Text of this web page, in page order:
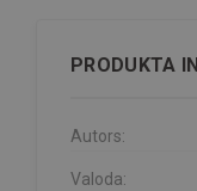
PRODUKTA
Autors:
Valoda: